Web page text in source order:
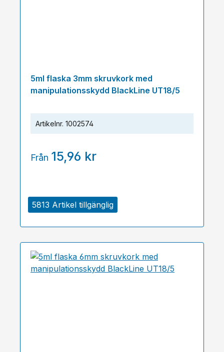
5813 Artikel tillgänglig
5ml flaska 3mm skruvkork med
manipulationsskydd BlackLine UT18/5
Artikelnr. 1002574
Från 15,96 kr